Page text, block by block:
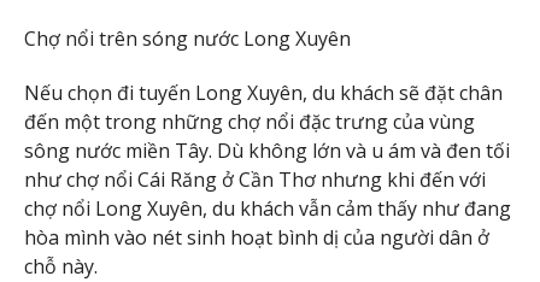
Chợ nổi trên sóng nước Long Xuyên
Nếu chọn đi tuyến Long Xuyên, du khách sẽ đặt chân
đến một trong những chợ nổi đặc trưng của vùng
sông nước miền Tây. Dù không lớn và u ám và đen tối
như chợ nổi Cái Răng ở Cần Thơ nhưng khi đến với
chợ nổi Long Xuyên, du khách vẫn cảm thấy như đang
hòa mình vào nét sinh hoạt bình dị của người dân ở
chỗ này.